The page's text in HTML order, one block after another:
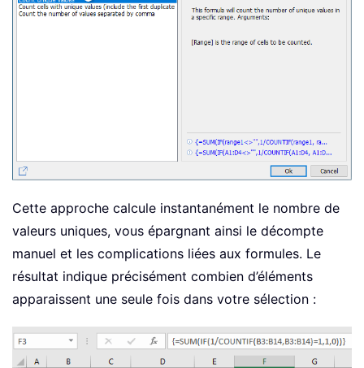
Cette approche calcule instantanément le nombre de
valeurs uniques, vous épargnant ainsi le décompte
manuel et les complications liées aux formules. Le
résultat indique précisément combien d’éléments
apparaissent une seule fois dans votre sélection :